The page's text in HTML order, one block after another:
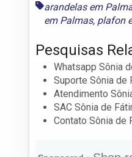
arandelas em
em Palmas, plafon
Pesquisas
Whatsapp Sônia
Suporte Sônia de
Atendimento
SAC Sônia de
Contato Sônia de